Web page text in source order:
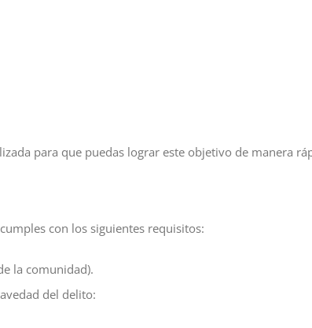
para que puedas lograr este objetivo de manera
con los siguientes requisitos:
la comunidad).
del delito: